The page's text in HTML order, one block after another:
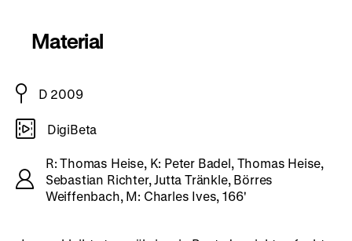
Material
D 2009
DigiBeta
R: Thomas Heise, K: Peter Badel, Thomas Heise,
Sebastian Richter, Jutta Tränkle, Börres
Weiffenbach, M: Charles Ives, 166'